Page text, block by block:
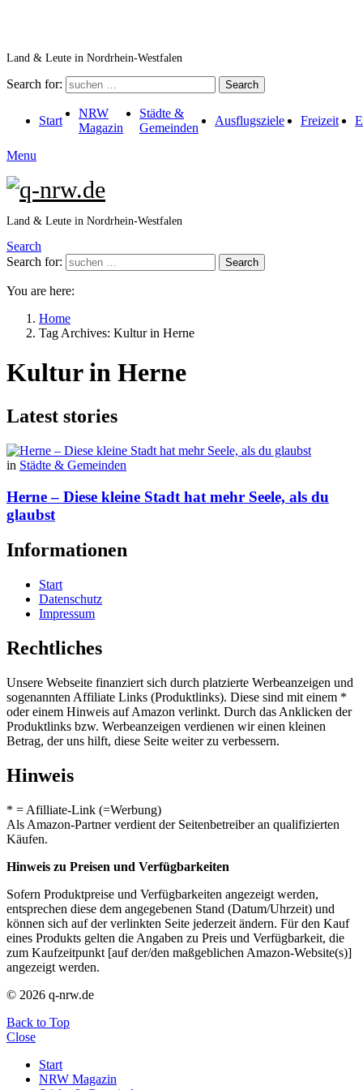
Land & Leute in Nordrhein-Westfalen
Search for: Search
Start
NRW
Magazin
Städte &
Gemeinden
Ausflugsziele Freizeit
Menu
Land & Leute in Nordrhein-Westfalen
Search
Search for:
Search
You are here:
Home
Tag Archives: Kultur in Herne
Kultur in Herne
Latest stories
in Städte & Gemeinden
Herne – Diese kleine Stadt hat mehr Seele, als du
glaubst
Informationen
Start
Datenschutz
Impressum
Rechtliches
Unsere Webseite finanziert sich durch platzierte Werbeanzeigen und
sogenannten Affiliate Links (Produktlinks). Diese sind mit einem *
oder einem Hinweis auf Amazon verlinkt. Durch das Anklicken der
Produktlinks bzw. Werbeanzeigen verdienen wir einen kleinen
Betrag, der uns hilft, diese Seite weiter zu verbessern.
Hinweis
* = Afilliate-Link (=Werbung)
Als Amazon-Partner verdient der Seitenbetreiber an qualifizierten
Käufen.
Hinweis zu Preisen und Verfügbarkeiten
Sofern Produktpreise und Verfügbarkeiten angezeigt werden,
entsprechen diese dem angegebenen Stand (Datum/Uhrzeit) und
können sich auf der verlinkten Seite jederzeit ändern. Für den Kauf
eines Produkts gelten die Angaben zu Preis und Verfügbarkeit, die
zum Kaufzeitpunkt [auf der/den maßgeblichen Amazon-Website(s)]
angezeigt werden.
© 2026 q-nrw.de
Back to Top
Close
Start
NRW Magazin